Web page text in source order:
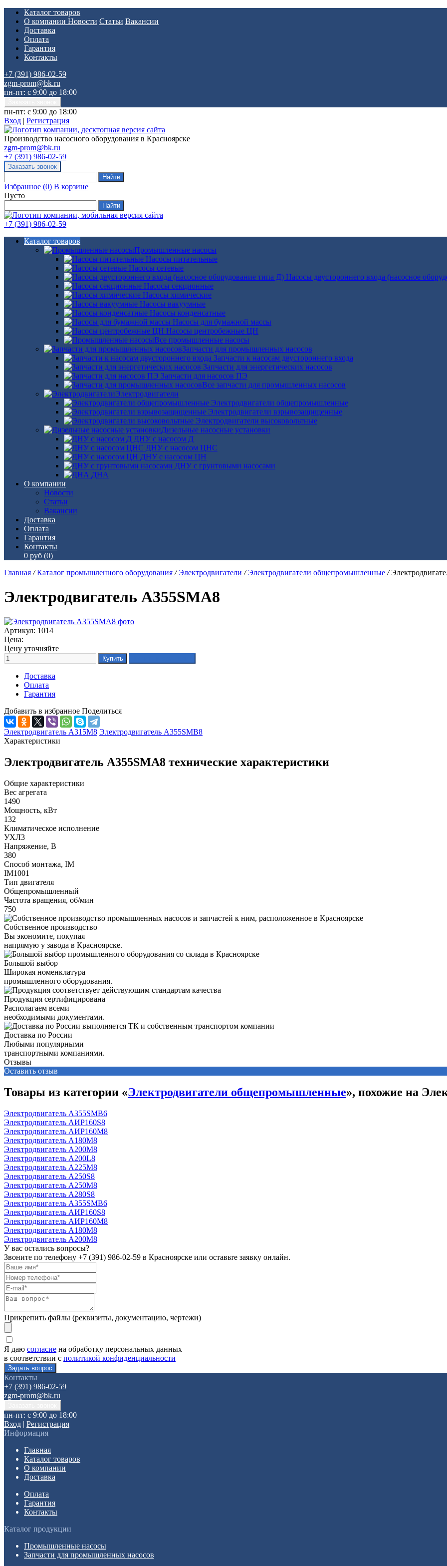
Каталог товаров
О компании Новости Статьи Вакансии
Доставка
Оплата
Гарантия
Контакты
+7 (391) 986-02-59
zgm-prom@bk.ru
пн-пт: с 9:00 до 18:00
пн-пт: с 9:00 до 18:00
Вход | Регистрация
Производство насосного оборудования в Красноярске
zgm-prom@bk.ru
+7 (391) 986-02-59
Избранное (0) В корзине
Пусто
+7 (391) 986-02-59
Каталог товаров
Промышленные насосы
Насосы питательные
Насосы сетевые
Насосы двустороннего входа (насосное
Насосы секционные
Насосы химические
Насосы вакуумные
Насосы конденсатные
Насосы для бумажной массы
Насосы центробежные ЦН
Все промышленные насосы
Запчасти для промышленных насосов
Запчасти к насосам двустороннего входа
Запчасти для энергетических насосов
Запчасти для насосов ПЭ
Все запчасти для промышленных насосов
Электродвигатели
Электродвигатели общепромышленные
Электродвигатели взрывозащищенные
Электродвигатели высоковольтные
Дизельные насосные установки
ДНУ с насосом Д
ДНУ с насосом ЦНС
ДНУ с насосом ЦН
ДНУ с грунтовыми насосами
ДНА
О компании
Новости
Статьи
Вакансии
Доставка
Оплата
Гарантия
Контакты
0 руб (0)
Главная / Каталог промышленного оборудования / Электродвигатели / Электродвигатели общепромышленные /
Электродвигатель А355SМА8
Артикул: 1014
Цена:
Цену уточняйте
Доставка
Оплата
Гарантия
Добавить в избранное Поделиться
Электродвигатель А315М8 Электродвигатель А355SМВ8
Характеристики
Электродвигатель А355SМА8 технические характеристики
Общие характеристики
Вес агрегата
1490
Мощность, кВт
132
Климатическое исполнение
УХЛ3
Напряжение, В
380
Способ монтажа, IM
IM1001
Тип двигателя
Общепромышленный
Частота вращения, об/мин
750
Собственное производство
Вы экономите, покупая
напрямую у завода в Красноярске.
Большой выбор
Широкая номенклатура
промышленного оборудования.
Продукция сертифицирована
Располагаем всеми
необходимыми документами.
Доставка по России
Любыми популярными
транспортными компаниями.
Отзывы
Оставить отзыв
Товары из категории «Электродвигатели общепромышленные», похожие на
Электродвигатель А355SМВ6
Электродвигатель АИР160S8
Электродвигатель АИР160М8
Электродвигатель А180М8
Электродвигатель А200М8
Электродвигатель А200L8
Электродвигатель А225М8
Электродвигатель А250S8
Электродвигатель А250М8
Электродвигатель А280S8
Электродвигатель А355SМВ6
Электродвигатель АИР160S8
Электродвигатель АИР160М8
Электродвигатель А180М8
Электродвигатель А200М8
У вас остались вопросы?
Звоните по телефону +7 (391) 986-02-59 в Красноярске или оставьте заявку онлайн.
Прикрепить файлы (реквизиты, документацию, чертежи)
Я даю согласие на обработку персональных данных
в соответствии с политикой конфиденциальности
Контакты
+7 (391) 986-02-59
zgm-prom@bk.ru
пн-пт: с 9:00 до 18:00
Вход | Регистрация
Информация
Главная
Каталог товаров
О компании
Доставка
Оплата
Гарантия
Контакты
Каталог продукции
Промышленные насосы
Запчасти для промышленных насосов